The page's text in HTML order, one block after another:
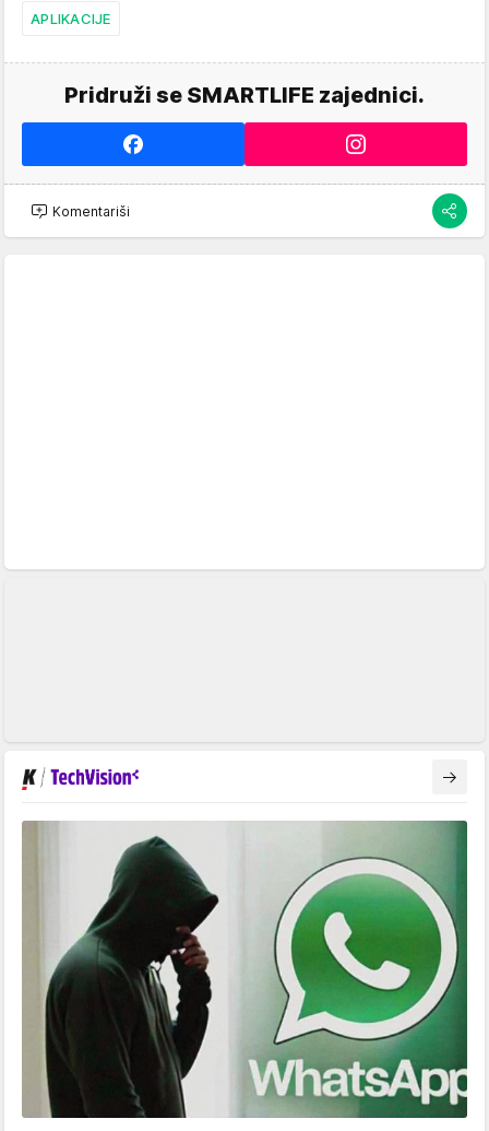
APLIKACIJE
Pridruži se SMARTLIFE zajednici.
Komentariši